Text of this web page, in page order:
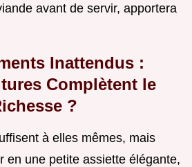
avant de servir, apportera
Inattendus :
Complètent le
?
à elles mêmes, mais
en une petite assiette élégante,